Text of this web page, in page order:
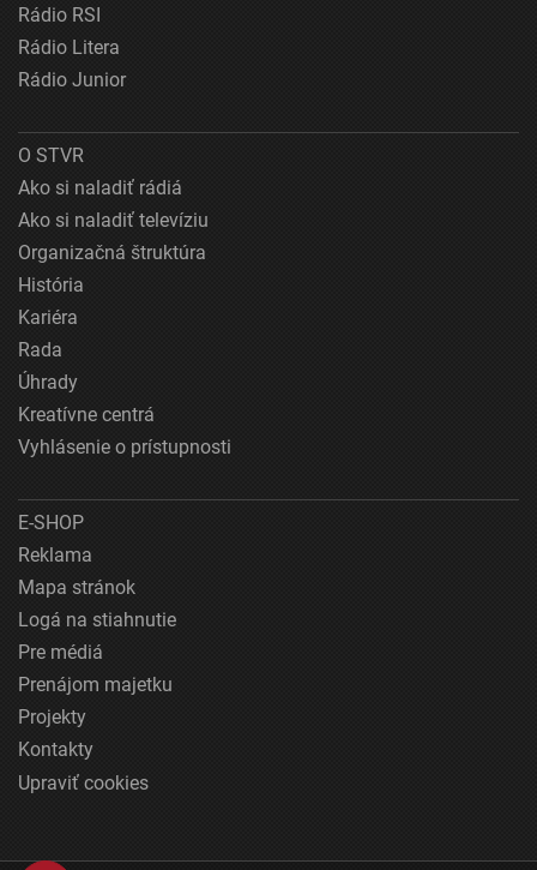
Rádio RSI
Rádio Litera
Rádio Junior
O STVR
Ako si naladiť rádiá
Ako si naladiť televíziu
Organizačná štruktúra
História
Kariéra
Rada
Úhrady
Kreatívne centrá
Vyhlásenie o prístupnosti
E-SHOP
Reklama
Mapa stránok
Logá na stiahnutie
Pre médiá
Prenájom majetku
Projekty
Kontakty
Upraviť cookies